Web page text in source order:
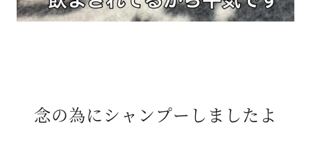
念の為にシャンプーしましたよ